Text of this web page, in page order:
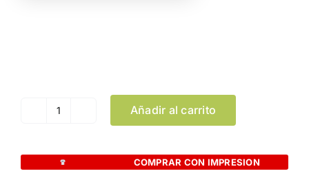
Bidón
cantidad
Añadir al carrito
COMPRAR CON IMPRESION